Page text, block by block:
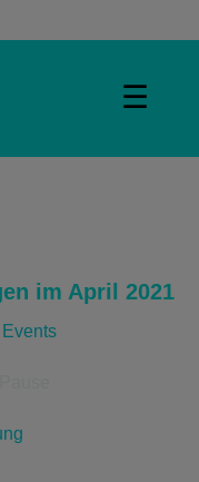
☰
im April 2021